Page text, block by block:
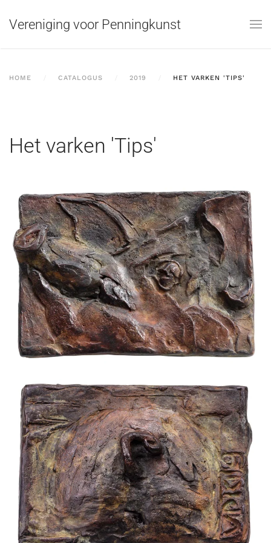
Skip to main content
Vereniging voor Penningkunst
HOME CATALOGUS 2019 HET VARKEN 'TIPS'
Het varken 'Tips'